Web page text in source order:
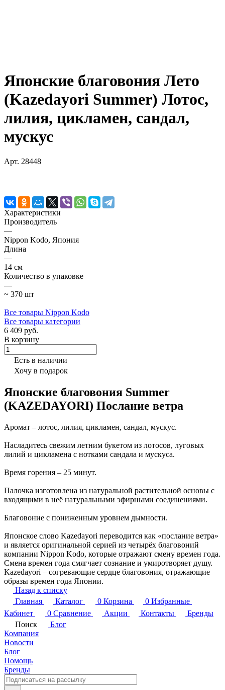
Японские благовония Лето
(Kazedayori Summer) Лотос,
лилия, цикламен, сандал,
мускус
Арт. 28448
Характеристики
Производитель
—
Nippon Kodo, Япония
Длина
—
14 см
Количество в упаковке
—
~ 370 шт
Все товары Nippon Kodo
Все товары категории
6 409 руб.
В корзину
Есть в наличии
Хочу в подарок
Японские благовония Summer
(KAZEDAYORI) Послание ветра
Аромат – лотос, лилия, цикламен, сандал, мускус.
Насладитесь свежим летним букетом из лотосов, луговых
лилий и цикламена с нотками сандала и мускуса.
Время горения – 25 минут.
Палочка изготовлена из натуральной растительной основы с
входящими в неё натуральными эфирными соединениями.
Благовоние с пониженным уровнем дымности.
Японское слово Kazedayori переводится как «послание ветра»
и является оригинальной серией из четырёх благовоний
компании Nippon Kodo, которые отражают смену времен года.
Смена времен года смягчает сознание и умиротворяет душу.
Kazedayori – согревающие сердце благовония, отражающие
образы времен года Японии.
Назад к списку
Главная
Каталог 0 Корзина 0 Избранные
Кабинет
0 Сравнение Акции Контакты
Бренды
Поиск
Блог
Компания
Новости
Блог
Помощь
Бренды